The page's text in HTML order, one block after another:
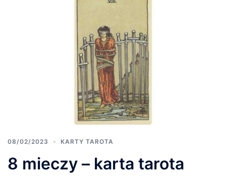
08/02/2023 KARTY TAROTA
8 mieczy – karta tarota